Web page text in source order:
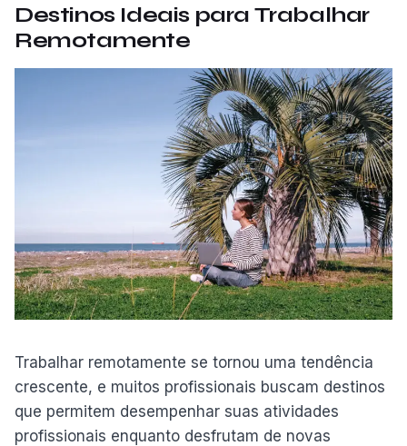
Destinos Ideais para Trabalhar
Remotamente
Trabalhar remotamente se tornou uma tendência
crescente, e muitos profissionais buscam destinos
que permitem desempenhar suas atividades
profissionais enquanto desfrutam de novas